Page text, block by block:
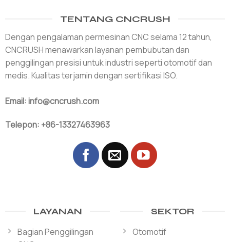
TENTANG CNCRUSH
Dengan pengalaman permesinan CNC selama 12 tahun,
CNCRUSH menawarkan layanan pembubutan dan
penggilingan presisi untuk industri seperti otomotif dan
medis. Kualitas terjamin dengan sertifikasi ISO.
Email: info@cncrush.com
Telepon: +86-13327463963
LAYANAN
Bagian Penggilingan
SEKTOR
Otomotif